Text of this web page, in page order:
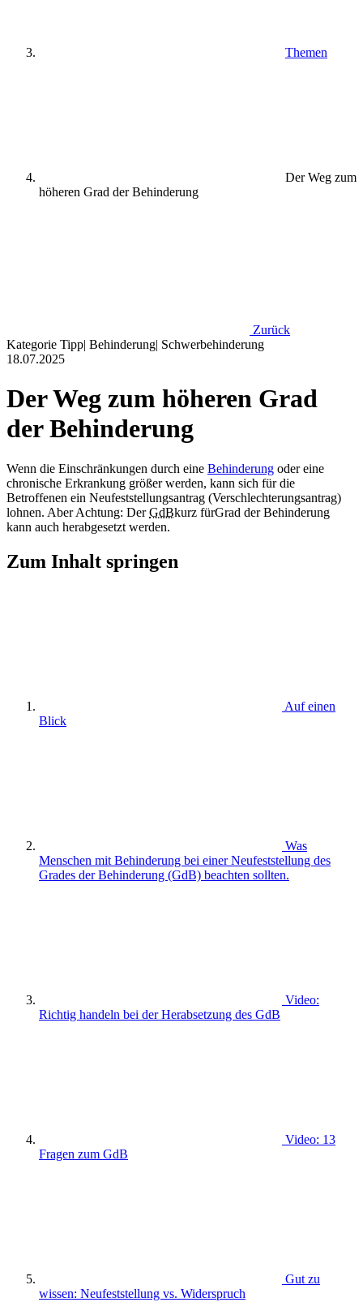
Themen
Der Weg zum
höheren Grad der Behinderung
Zurück
Kategorie Tipp| Behinderung| Schwerbehinderung
18.07.2025
Der Weg zum höheren Grad
der Behinderung
Wenn die Einschränkungen durch eine Behinderung oder eine
chronische Erkrankung größer werden, kann sich für die
Betroffenen ein Neufeststellungsantrag (Verschlechterungsantrag)
lohnen. Aber Achtung: DerGdBkurz fürGrad der Behinderung
kann auch herabgesetzt werden.
Zum Inhalt springen
Auf einen
Blick
Was
Menschen mit Behinderung bei einer Neufeststellung des
Grades der Behinderung (GdB) beachten sollten.
Video:
Richtig handeln bei der Herabsetzung des GdB
Video: 13
Fragen zum GdB
Gut zu
wissen: Neufeststellung vs. Widerspruch